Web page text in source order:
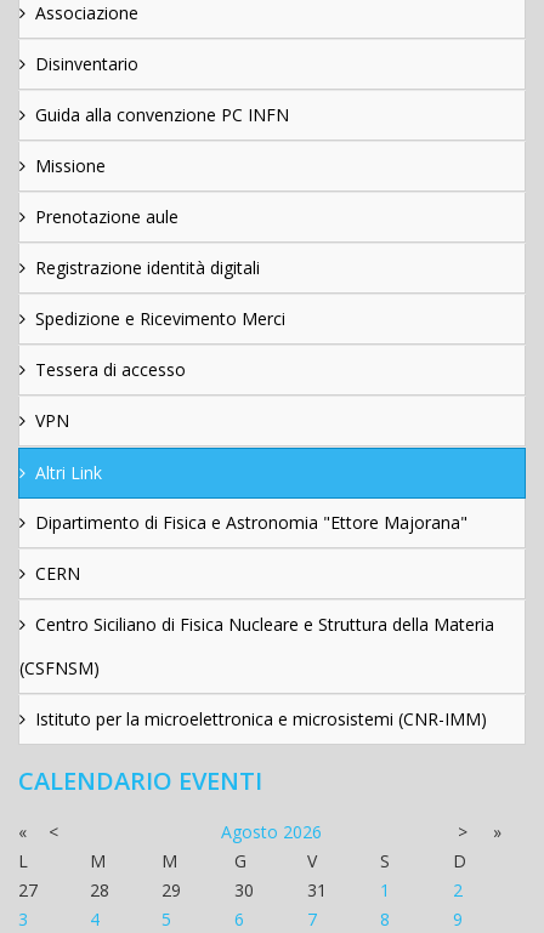
Associazione
Disinventario
Guida alla convenzione PC INFN
Missione
Prenotazione aule
Registrazione identità digitali
Spedizione e Ricevimento Merci
Tessera di accesso
VPN
Altri Link
Dipartimento di Fisica e Astronomia "Ettore Majorana"
CERN
Centro Siciliano di Fisica Nucleare e Struttura della Materia
(CSFNSM)
Istituto per la microelettronica e microsistemi (CNR-IMM)
CALENDARIO EVENTI
« < Agosto 2026 >
»
L
M M G V S
D
27
28 29 30 31 1
2
3
4 5 6 7 8
9